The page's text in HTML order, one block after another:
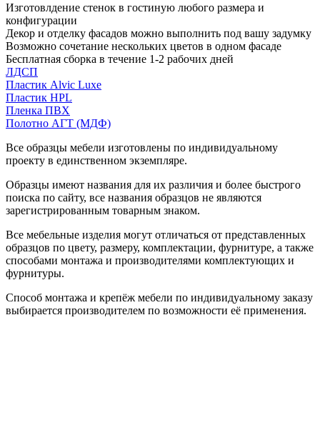
Изготовлдение стенок в гостиную любого размера и
конфигурации
Декор и отделку фасадов можно выполнить под вашу задумку
Возможно сочетание нескольких цветов в одном фасаде
Бесплатная сборка в течение 1-2 рабочих дней
ЛДСП
Пластик Alvic Luxe
Пластик HPL
Пленка ПВХ
Полотно АГТ (МДФ)
Все образцы мебели изготовлены по индивидуальному
проекту в единственном экземпляре.
Образцы имеют названия для их различия и более быстрого
поиска по сайту, все названия образцов не являются
зарегистрированным товарным знаком.
Все мебельные изделия могут отличаться от представленных
образцов по цвету, размеру, комплектации, фурнитуре, а также
способами монтажа и производителями комплектующих и
фурнитуры.
Способ монтажа и крепёж мебели по индивидуальному заказу
выбирается производителем по возможности её применения.